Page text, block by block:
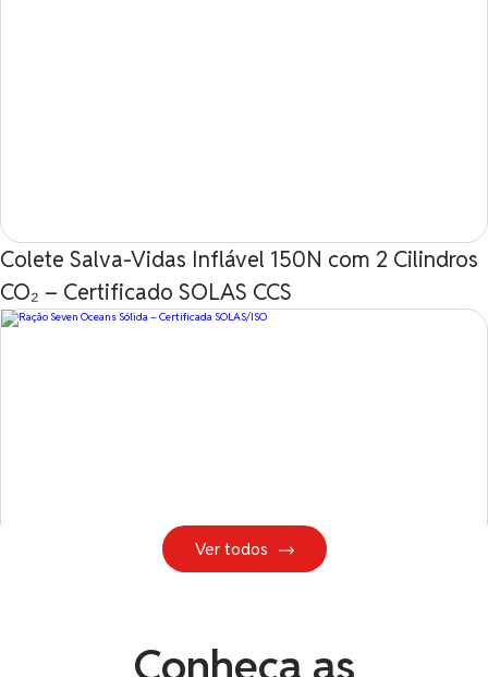
Colete Salva-Vidas Inflável 150N com 2 Cilindros
CO₂ – Certificado SOLAS CCS
Ver todos